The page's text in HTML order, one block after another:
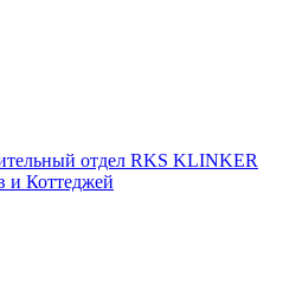
отдел RKS KLINKER
и Коттеджей